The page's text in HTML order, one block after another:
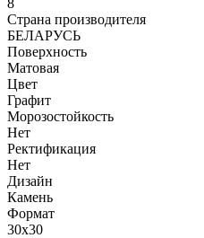
Страна производителя
БЕЛАРУСЬ
Поверхность
Матовая
Цвет
Графит
Морозостойкость
Нет
Ректификация
Нет
Дизайн
Камень
Формат
30x30